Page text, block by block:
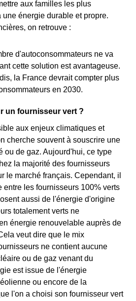
aux familles les plus
une énergie durable et propre.
on retrouve :
d'autoconsommateurs ne va
cette solution est avantageuse.
la France devrait compter plus
en 2030.
un fournisseur vert ?
aux enjeux climatiques et
cherche souvent à souscrire une
ou de gaz. Aujourd'hui, ce type
la majorité des fournisseurs
le marché français. Cependant, il
entre les fournisseurs 100% verts
aussi de l'énergie d'origine
totalement verts ne
énergie renouvelable auprès de
veut dire que le mix
ne contient aucune
ou de gaz venant du
est issue de l'énergie
ou encore de la
l'on a choisi son fournisseur vert